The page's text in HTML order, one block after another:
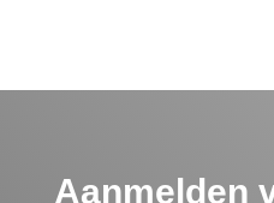
Aanmelden